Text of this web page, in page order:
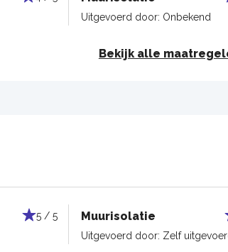
Uitgevoerd door: Onbekend
Bekijk alle
5 / 5
Muurisolatie
Uitgevoerd door: Zelf